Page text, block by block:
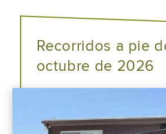
Recorridos a pie
octubre de 2026